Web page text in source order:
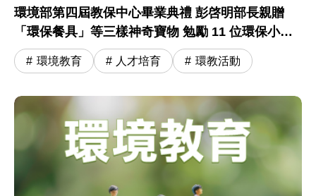
環境部第四屆教保中心畢業典禮 彭啓明部長親贈
「環保餐具」等三樣神奇寶物 勉勵 11 位環保小尖
兵開啟小學冒險旅程
環境教育 人才培育 環教活動